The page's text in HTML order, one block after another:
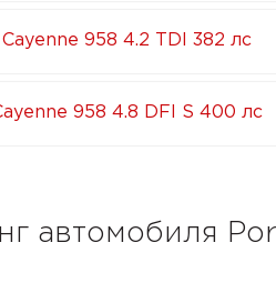
958 4.2 TDI 382 лс
958 4.8 DFI S 400 лс
автомобиля